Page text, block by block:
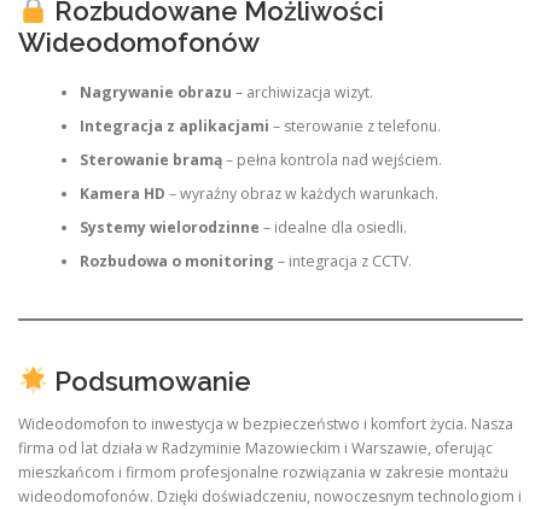
Rozbudowane Możliwości
Wideodomofonów
Nagrywanie obrazu – archiwizacja wizyt.
Integracja z aplikacjami – sterowanie z telefonu.
Sterowanie bramą– pełna kontrola nad wejściem.
Kamera HD – wyraźny obraz w każdych warunkach.
Systemy wielorodzinne – idealne dla osiedli.
Rozbudowa o monitoring – integracja z CCTV.
Podsumowanie
Wideodomofon to inwestycja w bezpieczeństwo i komfort życia. Nasza
firma od lat działa w Radzyminie Mazowieckim i Warszawie, oferując
mieszkańcom i firmom profesjonalne rozwiązania w zakresie montażu
wideodomofonów. Dzięki doświadczeniu, nowoczesnym technologiom i